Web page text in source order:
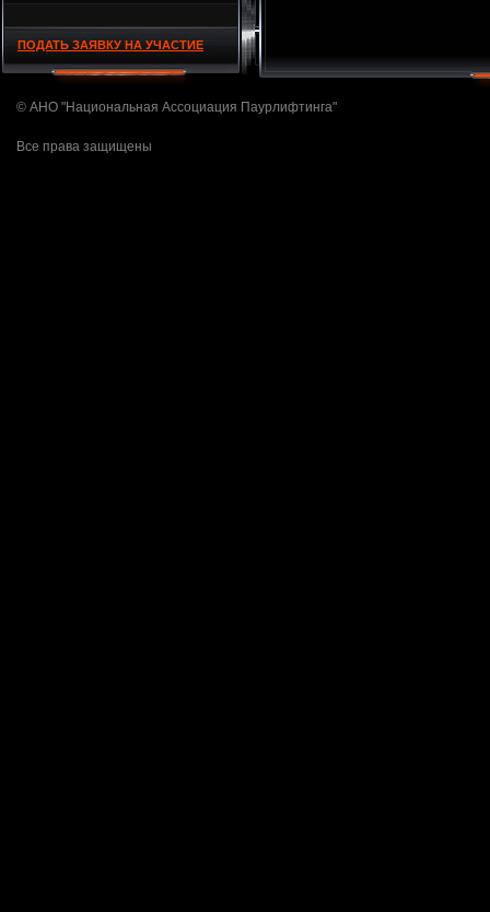
ПОДАТЬ ЗАЯВКУ НА УЧАСТИЕ
© АНО "Национальная Ассоциация Паурлифтинга"
Все права защищены